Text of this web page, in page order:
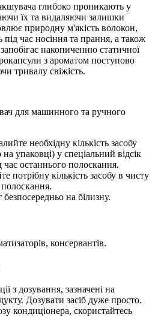
глибоко проникають у
їх та видаляючи залишки
природну м'якість волокон,
час носіння та прання, а також
накопиченню статичної
з ароматом поступово
тривалу свіжість.
для машинного та ручного
необхідну кількість засобу
на упаковці) у спеціальний відсік
останнього полоскання.
потрібну кількість засобу в чисту
на білизну.
консервантів.
з дозування, зазначені на
Дозувати засіб дуже просто.
кондиціонера, скористайтесь